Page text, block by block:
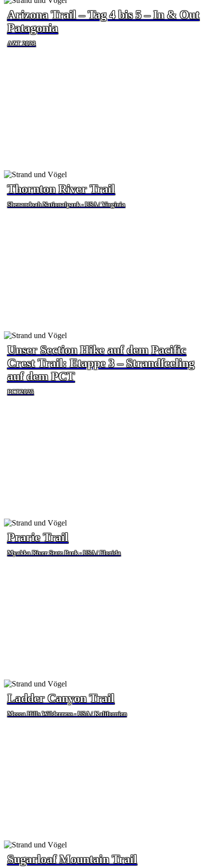
Arizona Trail – Tag 4 bis 5 – In & Out
Patagonia
AZT 2023
Thornton River Trail
Shenandoah Nationalpark - USA / Virginia
Unser Section Hike auf dem Pacific
Crest Trail: Etappe 3 – Strandfeeling
auf dem PCT
PCT2025
Prarie Trail
Myakka River State Park - USA / Florida
Ladder Canyon Trail
Mecca Hills Wilderness - USA / Kalifornien
Sugarloaf Mountain Trail